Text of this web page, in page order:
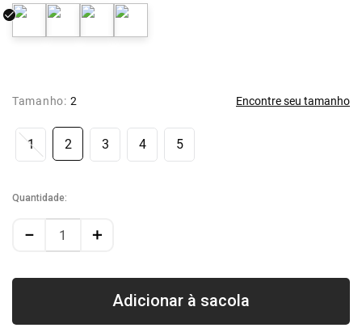
Tamanho: 2 Encontre seu tamanho
1 2 3 4 5
Quantidade
＋
－